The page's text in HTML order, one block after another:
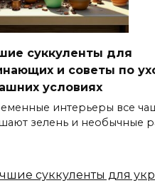
суккуленты для
и советы по
условиях
интерьеры все
зелень и необычные